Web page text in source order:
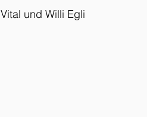
und Willi Egli